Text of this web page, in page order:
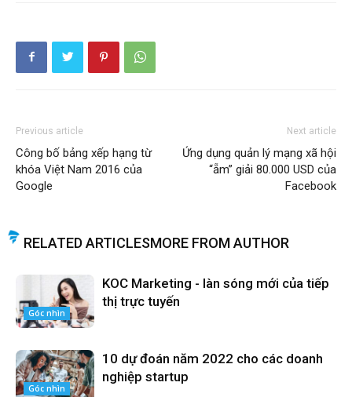
Previous article
Công bố bảng xếp hạng từ
khóa Việt Nam 2016 của
Google
Next article
Ứng dụng quản lý mạng xã hội
“ẵm” giải 80.000 USD của
Facebook
RELATED ARTICLESMORE FROM AUTHOR
Góc nhìn
KOC Marketing - làn sóng mới của tiếp
thị trực tuyến
Góc nhìn
10 dự đoán năm 2022 cho các doanh
nghiệp startup